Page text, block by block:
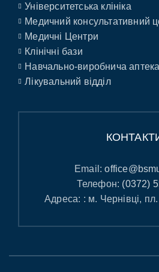
Університетська клініка
Медичний консультативний
Медичні Центри
Клінічні бази
Навчально-виробнича аптека
Лікувальний відділ
Email:
Телефон: (0372)
Адреса: : м. Чернівці,